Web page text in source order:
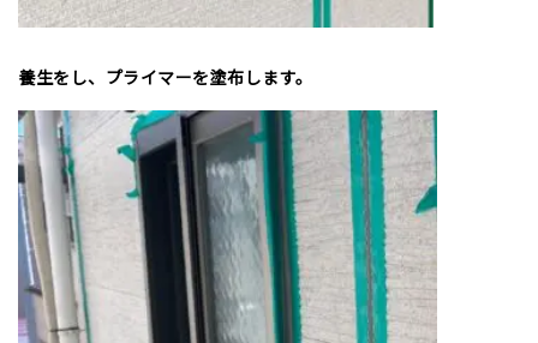
養生をし、プライマーを塗布します。